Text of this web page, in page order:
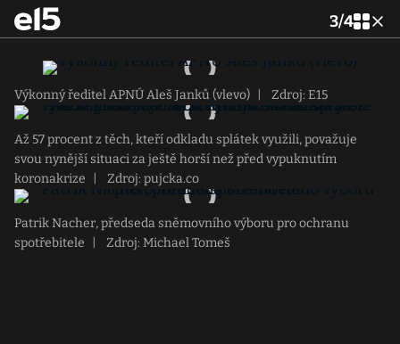
3/4
Výkonný ředitel APNÚ Aleš Janků (vlevo) Zdroj: E15
Až 57 procent z těch, kteří odkladu splátek využili, považuje
svou nynější situaci za ještě horší než před vypuknutím
koronakrize
Zdroj: pujcka.co
Patrik Nacher, předseda sněmovního výboru pro ochranu
spotřebitele
Zdroj: Michael Tomeš